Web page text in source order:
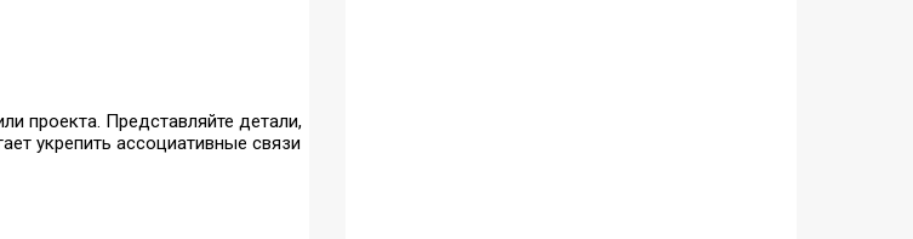
проекта. Представляйте детали,
укрепить ассоциативные связи